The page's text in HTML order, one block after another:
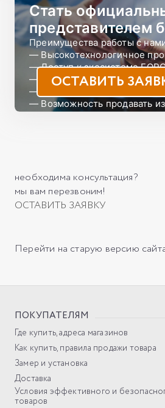
Стать
представителем
Преимущества работы с
— Высокотехнологичное
— Доступ к экосистеме
— Возможность принимать
— Охват различных рынков
— Возможность продавать
ОСТАВИТЬ
необходима консультация?
мы вам перезвоним!
ОСТАВИТЬ ЗАЯВКУ
Перейти на старую версию
ПОКУПАТЕЛЯМ
Где купить, адреса магазинов
Как купить, правила продажи товара
Замер и установка
Доставка
Условия эффективного и
товаров